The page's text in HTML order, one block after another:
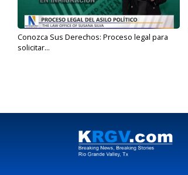
Conozca Sus Derechos: Proceso legal para
solicitar...